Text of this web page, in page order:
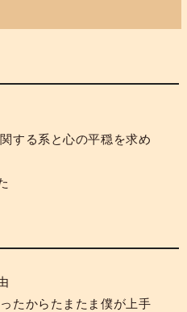
する系と心の平穏を求め
たからたまたま僕が上手